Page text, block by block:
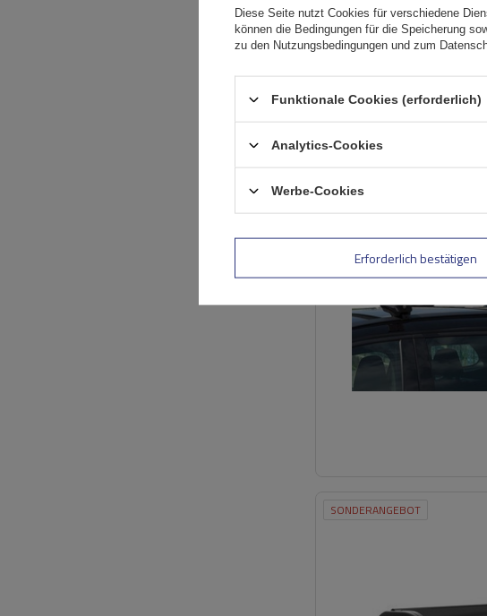
SONDERANGEBOT
Diese Seite nutzt Cookies für verschiedene
können die Bedingungen für die Speicherung
zu den Nutzungsbedingungen und zum
Funktionale Cookies (erforderlich)
Analytics-Cookies
Werbe-Cookies
Erforderlich bestätigen